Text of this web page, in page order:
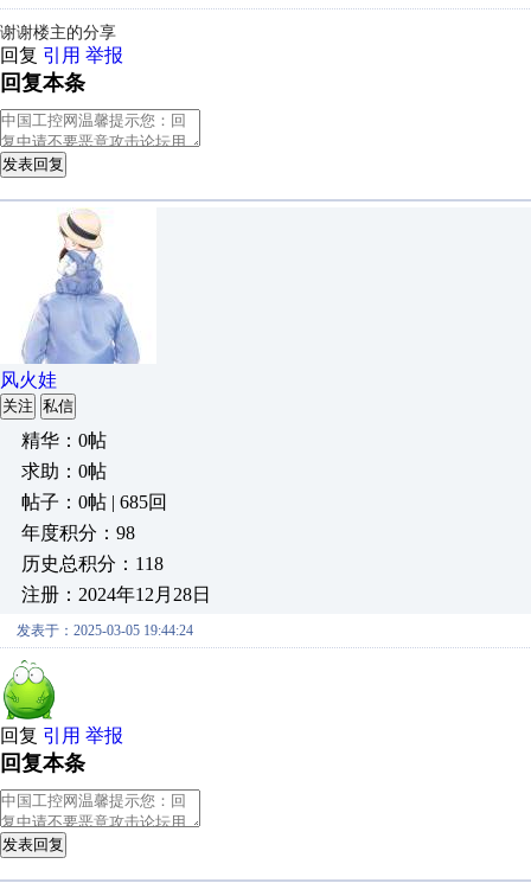
谢谢楼主的分享
回复 引用 举报
回复本条
发表回复
风火娃
关注 私信
精华：0帖
求助：0帖
帖子：0帖 | 685回
年度积分：98
历史总积分：118
注册：2024年12月28日
发表于：2025-03-05 19:44:24
回复 引用 举报
回复本条
发表回复